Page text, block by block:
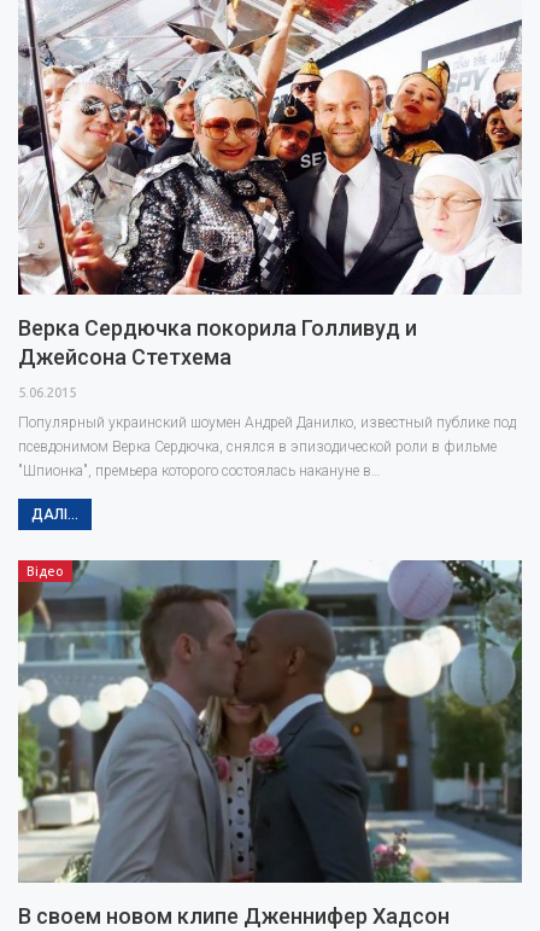
Верка Сердючка покорила Голливуд и
Джейсона Стетхема
5.06.2015
Популярный украинский шоумен Андрей Данилко, известный публике под
псевдонимом Верка Сердючка, снялся в эпизодической роли в фильме
"Шпионка", премьера которого состоялась накануне в…
ДАЛІ...
Відео
В своем новом клипе Дженнифер Хадсон